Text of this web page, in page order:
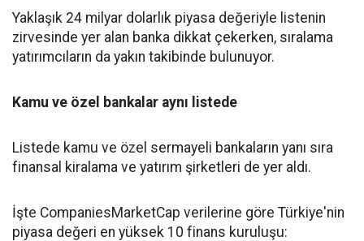
Yaklaşık 24 milyar dolarlık piyasa değeriyle listenin
zirvesinde yer alan banka dikkat çekerken, sıralama
yatırımcıların da yakın takibinde bulunuyor.
Kamu ve özel bankalar aynı listede
Listede kamu ve özel sermayeli bankaların yanı sıra
finansal kiralama ve yatırım şirketleri de yer aldı.
İşte CompaniesMarketCap verilerine göre Türkiye'nin
piyasa değeri en yüksek 10 finans kuruluşu: